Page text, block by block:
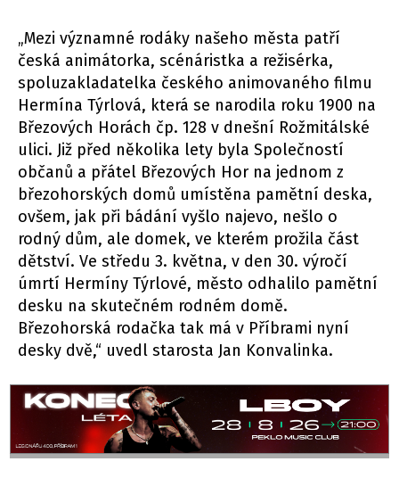
„Mezi významné rodáky našeho města patří
česká animátorka, scénáristka a režisérka,
spoluzakladatelka českého animovaného filmu
Hermína Týrlová, která se narodila roku 1900 na
Březových Horách čp. 128 v dnešní Rožmitálské
ulici. Již před několika lety byla Společností
občanů a přátel Březových Hor na jednom z
březohorských domů umístěna pamětní deska,
ovšem, jak při bádání vyšlo najevo, nešlo o
rodný dům, ale domek, ve kterém prožila část
dětství. Ve středu 3. května, v den 30. výročí
úmrtí Hermíny Týrlové, město odhalilo pamětní
desku na skutečném rodném domě.
Březohorská rodačka tak má v Příbrami nyní
desky dvě,“ uvedl starosta Jan Konvalinka.